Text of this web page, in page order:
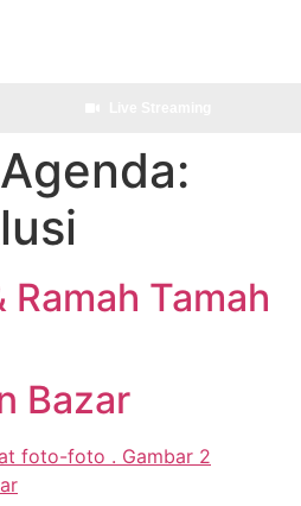
Ramah Tamah
Bazar